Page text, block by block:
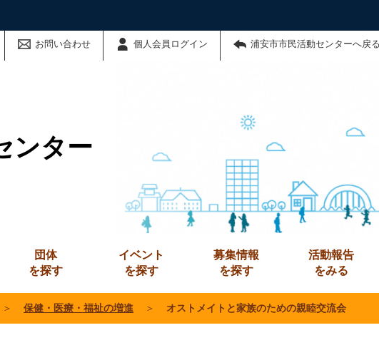
お問い合わせ 個人会員ログイン 浦安市市民活動センターへ戻る
ンター
団体
を探す
イベント
を探す
募集情報
を探す
活動報告
をみる
＞ 保健・医療・福祉の増進 ＞ オストメイトと家族のための親睦交流会